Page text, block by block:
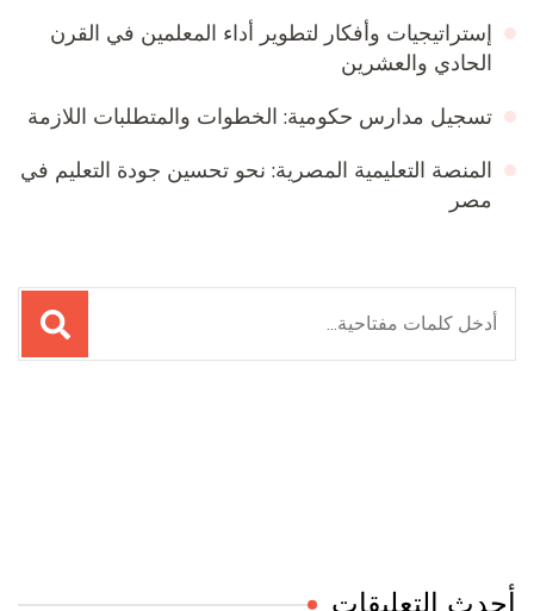
إستراتيجيات وأفكار لتطوير أداء المعلمين في القرن
الحادي والعشرين
تسجيل مدارس حكومية: الخطوات والمتطلبات اللازمة
المنصة التعليمية المصرية: نحو تحسين جودة التعليم في
مصر
البحث
عن: